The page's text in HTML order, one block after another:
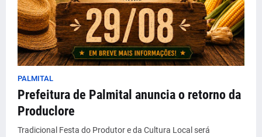
PALMITAL
Prefeitura de Palmital anuncia o retorno da
Produclore
Tradicional Festa do Produtor e da Cultura Local será